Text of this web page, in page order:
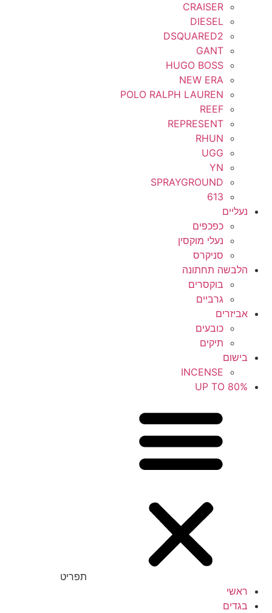
CRAISER
DIESEL
DSQUARED2
GANT
HUGO BOSS
NEW ERA
POLO RALPH LAUREN
REEF
REPRESENT
RHUN
UGG
YN
SPRAYGROUND
613
נעליים
כפכפים
נעלי מוקסין
סניקרס
הלבשה תחתונה
בוקסרים
גרביים
אביזרים
כובעים
תיקים
בישום
INCENSE
UP TO 80%
תפריט
ראשי
בגדים